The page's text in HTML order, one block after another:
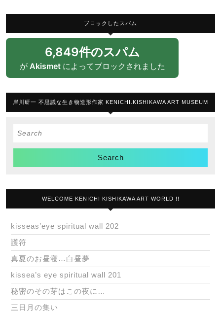
ブロックしたスパム
6,849件のスパム
が Akismetによってブロックされました
岸川研一 不思議な生き物造形作家 KENICHI.KISHIKAWA ART MUSEUM
Search
WELCOME KENICHI KISHIKAWA ART WORLD !!
kisseas’eye spiritual wall 202
護符
真夏のお昼寝…白昼夢
kissea’s eye spiritual wall 201
秘密のその芽はこの夜に…
三日月の集い